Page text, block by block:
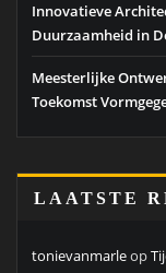
Innovatieve
Duurzaamheid in
Meesterlijke
Toekomst
LAATSTE
tonievanmarleop